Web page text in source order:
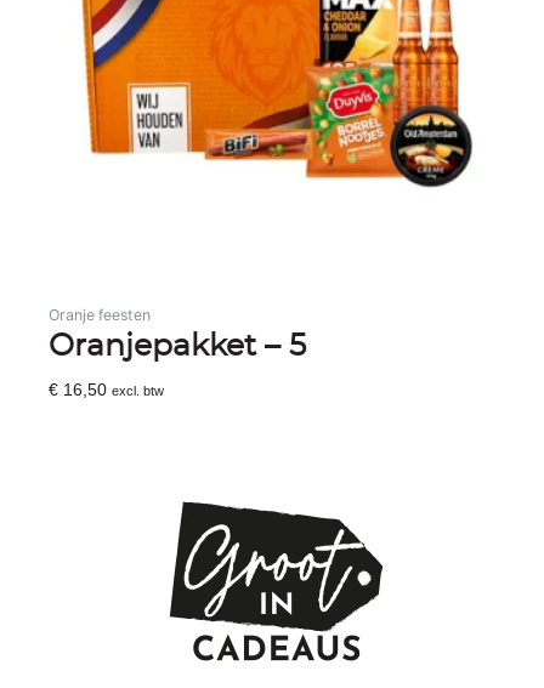
Oranje feesten
Oranjepakket – 5
€ 16,50 excl. btw